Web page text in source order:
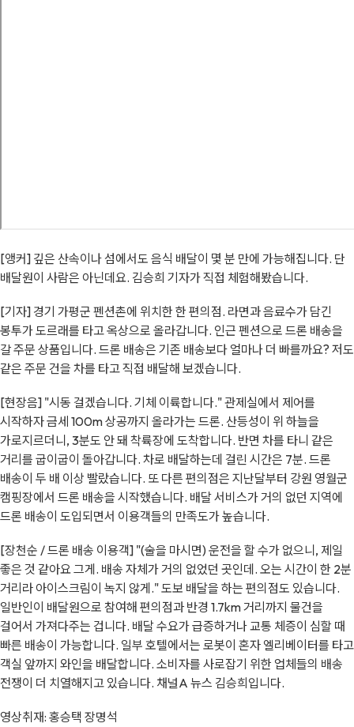
[앵커] 깊은 산속이나 섬에서도 음식 배달이 몇 분 만에 가능해집니다. 단
배달원이 사람은 아닌데요. 김승희 기자가 직접 체험해봤습니다.
[기자] 경기 가평군 펜션촌에 위치한 한 편의점. 라면과 음료수가 담긴
봉투가 도르래를 타고 옥상으로 올라갑니다. 인근 펜션으로 드론 배송을
갈 주문 상품입니다. 드론 배송은 기존 배송보다 얼마나 더 빠를까요? 저도
같은 주문 건을 차를 타고 직접 배달해 보겠습니다.
[현장음] "시동 걸겠습니다. 기체 이륙합니다." 관제실에서 제어를
시작하자 금세 100m 상공까지 올라가는 드론. 산등성이 위 하늘을
가로지르더니, 3분도 안 돼 착륙장에 도착합니다. 반면 차를 타니 같은
거리를 굽이굽이 돌아갑니다. 차로 배달하는데 걸린 시간은 7분. 드론
배송이 두 배 이상 빨랐습니다. 또 다른 편의점은 지난달부터 강원 영월군
캠핑장에서 드론 배송을 시작했습니다. 배달 서비스가 거의 없던 지역에
드론 배송이 도입되면서 이용객들의 만족도가 높습니다.
[장천순 / 드론 배송 이용객] "(술을 마시면) 운전을 할 수가 없으니, 제일
좋은 것 같아요 그게. 배송 자체가 거의 없었던 곳인데. 오는 시간이 한 2분
거리라 아이스크림이 녹지 않게." 도보 배달을 하는 편의점도 있습니다.
일반인이 배달원으로 참여해 편의점과 반경 1.7km 거리까지 물건을
걸어서 가져다주는 겁니다. 배달 수요가 급증하거나 교통 체증이 심할 때
빠른 배송이 가능합니다. 일부 호텔에서는 로봇이 혼자 엘리베이터를 타고
객실 앞까지 와인을 배달합니다. 소비자를 사로잡기 위한 업체들의 배송
전쟁이 더 치열해지고 있습니다. 채널A 뉴스 김승희입니다.
영상취재: 홍승택 장명석